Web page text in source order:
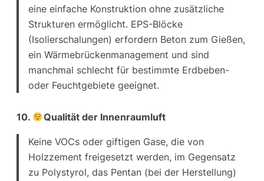
eine einfache Konstruktion ohne zusätzliche
Strukturen ermöglicht. EPS-Blöcke
(Isolierschalungen) erfordern Beton zum Gießen,
ein Wärmebrückenmanagement und sind
manchmal schlecht für bestimmte Erdbeben-
oder Feuchtgebiete geeignet.
10. Qualität der Innenraumluft
Keine VOCs oder giftigen Gase, die von
Holzzement freigesetzt werden, im Gegensatz
zu Polystyrol, das Pentan (bei der Herstellung)